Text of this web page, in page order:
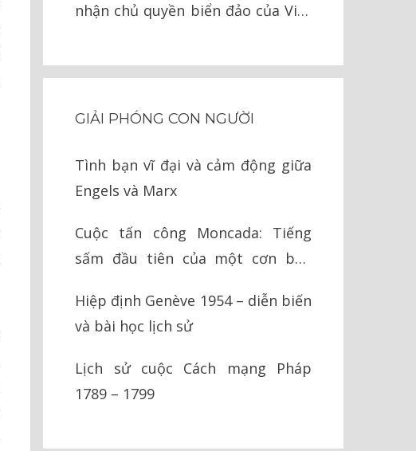
nhận chủ quyền biển đảo của Việt
GIẢI PHÓNG CON NGƯỜI
Tình bạn vĩ đại và cảm động giữa
Engels và Marx
Cuộc tấn công Moncada: Tiếng
sấm đầu tiên của một cơn bão
Hiệp định Genève 1954 – diễn biến
và bài học lịch sử
Lịch sử cuộc Cách mạng Pháp
1789 – 1799